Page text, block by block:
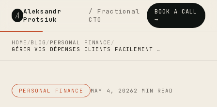
A Aleksandr
Protsiuk
/ Fractional
CTO
BOOK A CALL
→
HOME /BLOG / PERSONAL FINANCE /
GÉRER VOS DÉPENSES CLIENTS FACILEMENT …
PERSONAL FINANCE MAY 4, 2026 2 MIN READ